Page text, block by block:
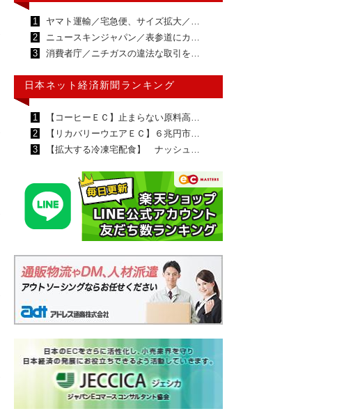
1
ヤマト運輸／宅急便、サイズ拡大／…
2
ニュースキンジャパン／表参道にカ…
3
消費者庁／ニチガスの違法な取引を…
日本ネット経済新聞ランキング
1
【コーヒーＥＣ】止まらない原料高…
2
【リカバリーウエアＥＣ】６兆円市…
3
【拡大する冷凍宅配食】 ナッシュ…